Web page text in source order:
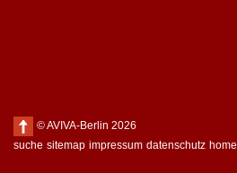
© AVIVA-Berlin 2026
suche sitemap impressum datenschutz home